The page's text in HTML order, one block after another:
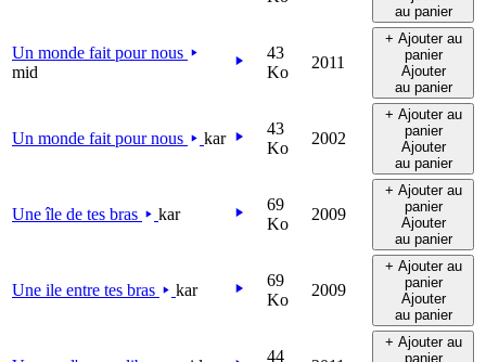
au panier
Un monde fait pour nous
mid
43
Ko
2011
+ Ajouter au
panier
Ajouter
au panier
Un monde fait pour nous kar
43
Ko
2002
+ Ajouter au
panier
Ajouter
au panier
Une île de tes bras kar
69
Ko
2009
+ Ajouter au
panier
Ajouter
au panier
Une ile entre tes bras kar
69
Ko
2009
+ Ajouter au
panier
Ajouter
au panier
44
+ Ajouter au
panier